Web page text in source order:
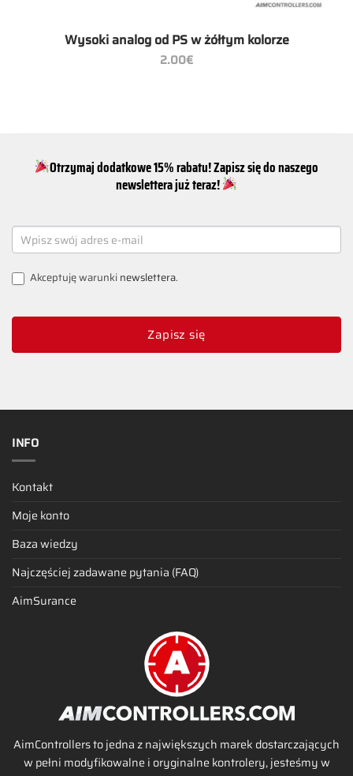
Wysoki analog od PS w żółtym kolorze
2.00€
Otrzymaj dodatkowe 15% rabatu! Zapisz się do naszego
newslettera już teraz!
NEWSLETTER
SIGNUP
Akceptuję warunkinewslettera.
Zapisz się
INFO
Kontakt
Moje konto
Baza wiedzy
Najczęściej zadawane pytania (FAQ)
AimSurance
AimControllers to jedna z największych marek dostarczających
w pełni modyfikowalne i oryginalne kontrolery, jesteśmy w